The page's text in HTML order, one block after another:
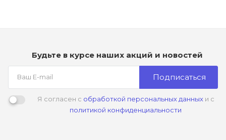
Будьте в курсе наших акций и новостей
Подписаться
Я согласен с обработкой персональных данныхи с
политикой конфиденциальности